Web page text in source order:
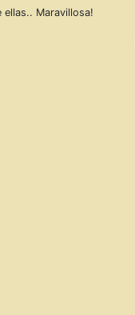
Maravillosa!